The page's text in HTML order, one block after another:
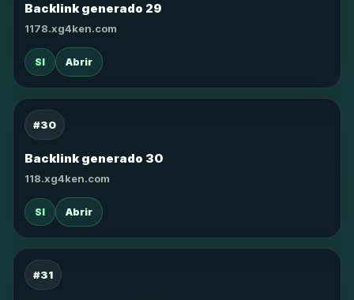
Backlink generado 29
1178.xg4ken.com
SI Abrir
#30
Backlink generado 30
118.xg4ken.com
SI Abrir
#31